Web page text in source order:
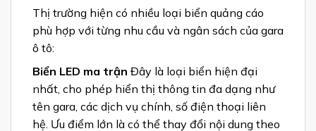
Thị trường hiện có nhiều loại biển quảng cáo
phù hợp với từng nhu cầu và ngân sách của gara
ô tô:
Biển LED ma trận Đây là loại biển hiện đại
nhất, cho phép hiển thị thông tin đa dạng như
tên gara, các dịch vụ chính, số điện thoại liên
hệ. Ưu điểm lớn là có thể thay đổi nội dung theo